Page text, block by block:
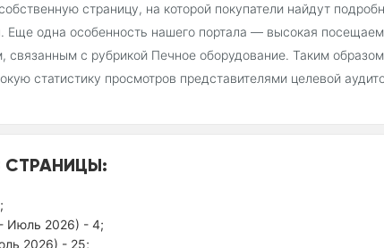
страницу, на которой покупатели найдут
Еще одна особенность нашего портала — высокая
связанным с рубрикой Печное оборудование. Таким
статистику просмотров представителями целевой
Июль 2026) - 4;
2026) - 25;